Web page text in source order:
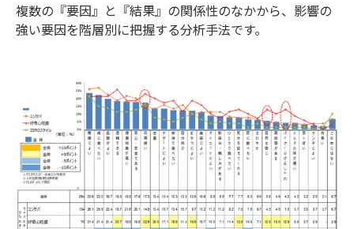
複数の『要因』と『結果』の関係性のなかから、影響の
強い要因を階層別に把握する分析手法です。